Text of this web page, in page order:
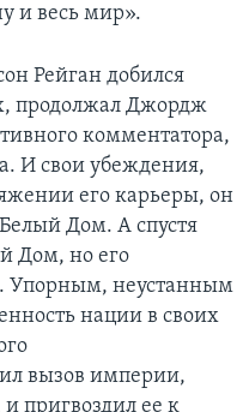
и весь мир».
Рейган добился
продолжал Джордж
комментатора,
И свои убеждения,
его карьеры, он
Белый Дом. А спустя
Дом, но его
Упорным, неустанным
нации в своих
вызов империи,
пригвоздил ее к